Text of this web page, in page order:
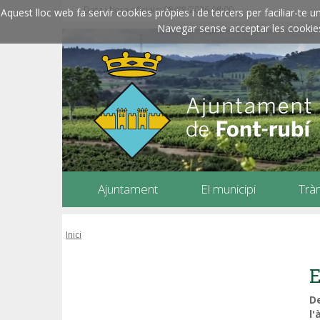
Aquest lloc web fa servir cookies pròpies i de tercers per faciliar-te
Navegar sense acceptar les
Data i hora oficials: 08/08/2026 08:00
Ajuntament El municipi
Inici